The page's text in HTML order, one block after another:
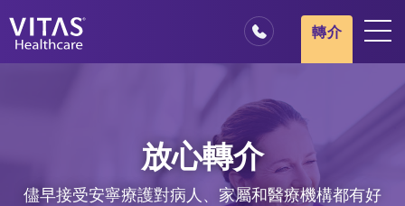
安寧療護基本概述
我們的服務
醫療服務專業人員
轉介
放心轉介
儘早接受安寧療護對病人、家屬和醫療機構都有好